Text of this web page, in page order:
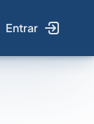
Entrar